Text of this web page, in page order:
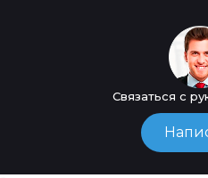
Связаться с